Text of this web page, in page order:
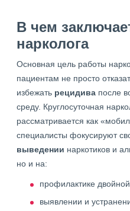
В чем
нарколога
Основная цель работы
пациентам не просто
избежать рецидива после
среду. Круглосуточная
рассматривается как
специалисты фокусируют
выведении наркотиков и
но и на:
профилактике
выявлении и